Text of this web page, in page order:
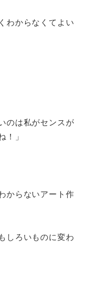
わからなくてよい
のは私がセンスが
！」
からないアート作
しろいものに変わ